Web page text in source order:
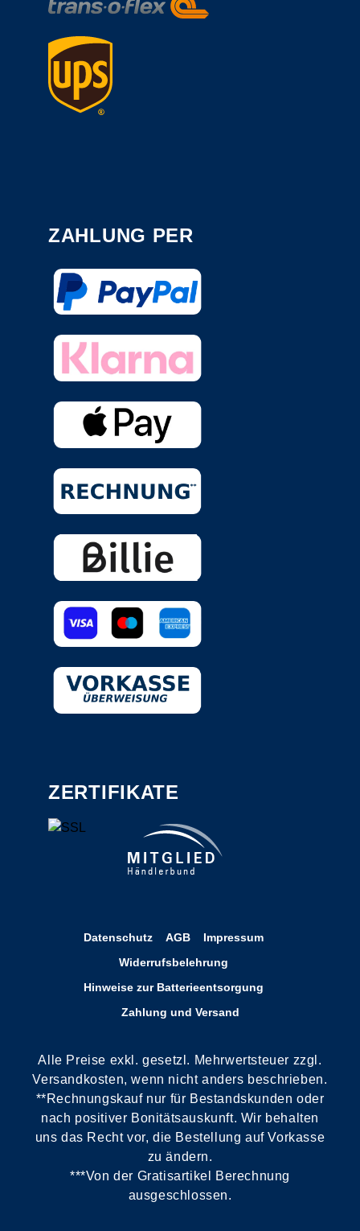
ZAHLUNG PER
ZERTIFIKATE
Datenschutz AGB
Impressum
Widerrufsbelehrung
Hinweise zur Batterieentsorgung
Zahlung und Versand
Alle Preise exkl. gesetzl. Mehrwertsteuer zzgl.
Versandkosten, wenn nicht anders beschrieben.
**Rechnungskauf nur für Bestandskunden oder
nach positiver Bonitätsauskunft. Wir behalten
uns das Recht vor, die Bestellung auf Vorkasse
zu ändern.
***Von der Gratisartikel Berechnung
ausgeschlossen.